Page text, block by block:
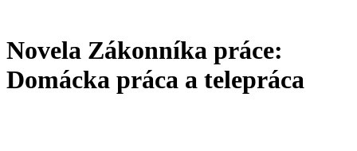
Novela Zákonníka práce:
Domácka práca a telepráca